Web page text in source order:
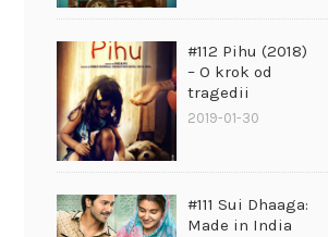
#112 Pihu (2018)
– O krok od
tragedii
2019-01-30
#111 Sui Dhaaga:
Made in India